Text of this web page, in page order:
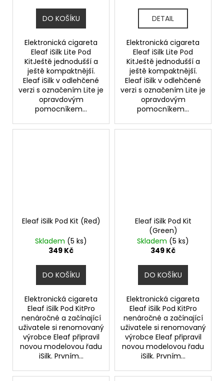
DO KOŠÍKU
Elektronická cigareta
Eleaf iSilk Lite Pod
KitJeště jednodušší a
ještě kompaktnější.
Eleaf iSilk v odlehčené
verzi s označením Lite je
opravdovým
pomocníkem...
DETAIL
Elektronická cigareta
Eleaf iSilk Lite Pod
KitJeště jednodušší a
ještě kompaktnější.
Eleaf iSilk v odlehčené
verzi s označením Lite je
opravdovým
pomocníkem...
Eleaf iSilk Pod Kit (Red)
Skladem (5 ks)
349 Kč
DO KOŠÍKU
Elektronická cigareta
Eleaf iSilk Pod KitPro
nenáročné a začínající
uživatele si renomovaný
výrobce Eleaf připravil
novou modelovou řadu
iSilk. Prvním...
Eleaf iSilk Pod Kit
(Green)
Skladem (5 ks)
349 Kč
DO KOŠÍKU
Elektronická cigareta
Eleaf iSilk Pod KitPro
nenáročné a začínající
uživatele si renomovaný
výrobce Eleaf připravil
novou modelovou řadu
iSilk. Prvním...